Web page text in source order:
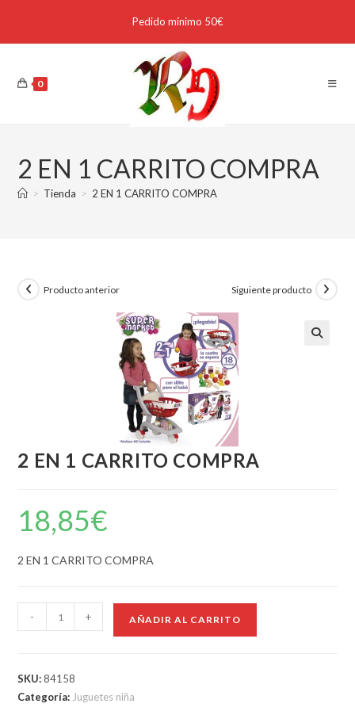
Pedido mínimo 50€
0
2 EN 1 CARRITO COMPRA
> Tienda > 2 EN 1 CARRITO COMPRA
Producto anterior Siguiente producto
2 EN 1 CARRITO COMPRA
18,85€
2 EN 1 CARRITO COMPRA
- + AÑADIR AL CARRITO
SKU:84158
Categoría: Juguetes niña